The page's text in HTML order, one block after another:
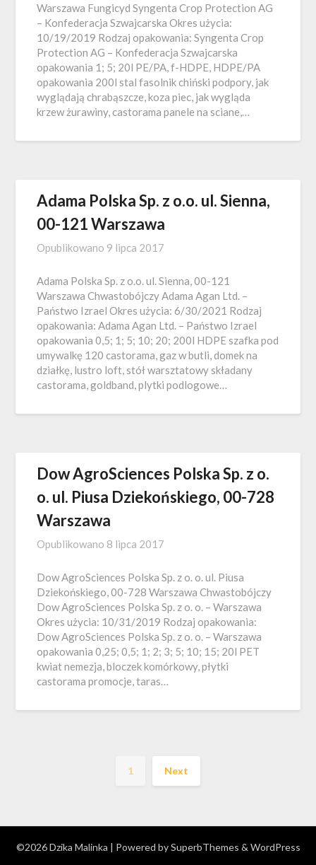
Warszawa Fungicyd Syngenta Crop Protection AG
– Konfederacja Szwajcarska Okres użycia:
10/19/2019 Rodzaj opakowania: Syngenta Crop
Protection AG – Konfederacja Szwajcarska
opakowania 1; 5; 20l PE/PA, f-HDPE, HDPE/PA
opakowania 200l stal fasolnik chiński podpory, jak
wyglądają chrabąszcze, koza piec, jak wygląda
krzew żurawiny, castorama panele na sciane,…
Adama Polska Sp. z o.o. ul. Sienna,
00-121 Warszawa
Opublikowano 9 lipca 2017
Adama Polska Sp. z o.o. ul. Sienna, 00-121
Warszawa Chwastobójczy Adama Agan Ltd. –
Państwo Izrael Okres użycia: 6/30/2021 Rodzaj
opakowania: Adama Agan Ltd. – Państwo Izrael
opakowania 0,5; 1; 5; 10; 20; 200l HDPE szafka pod
umywalkę 120 castorama, gaz w butli, domek na
działkę, lustro loft, stół warsztatowy składany
castorama, goldband, plytki podlogowe…
Dow AgroSciences Polska Sp. z o.
o. ul. Piusa Dziekońskiego, 00-728
Warszawa
Opublikowano 8 lipca 2017
Dow AgroSciences Polska Sp. z o. o. ul. Piusa
Dziekońskiego, 00-728 Warszawa Chwastobójczy
Dow AgroSciences Polska Sp. z o. o. – Warszawa
Okres użycia: 10/31/2019 Rodzaj opakowania:
Dow AgroSciences Polska Sp. z o. o. – Warszawa
opakowania 0,25; 0,5; 1; 2; 3; 5; 10; 15; 20l PET
kwiat nemezja, bloczek komórkowy, płytki
castorama promocje, taras…
1 Next
©2026 Dzika Malinka | Powered bySuperbThemes & WordPress